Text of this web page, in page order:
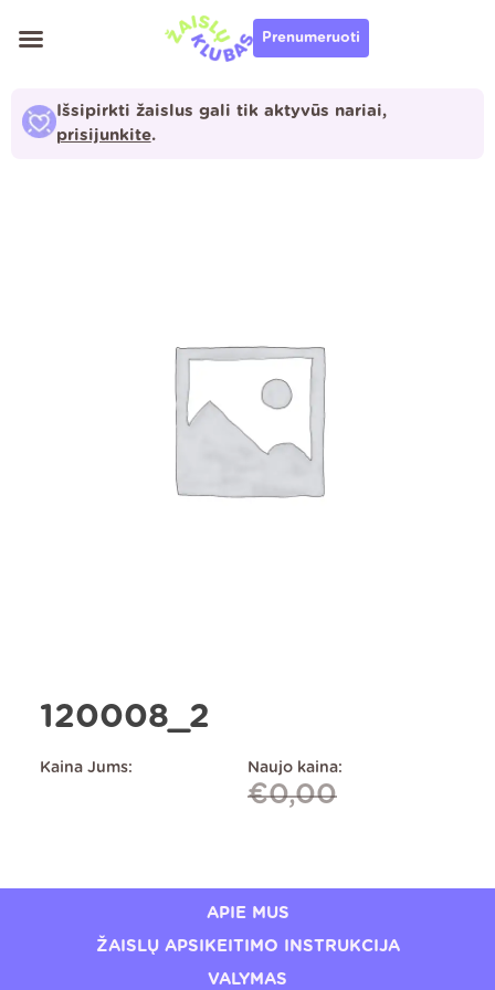
prie
Prenumeruoti
Išsipirkti žaislus gali tik aktyvūs nariai,
prisijunkite.
120008_2
Kaina Jums: Naujo kaina:
€0,00
APIE MUS
ŽAISLŲ APSIKEITIMO INSTRUKCIJA
VALYMAS